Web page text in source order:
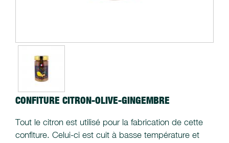
CONFITURE CITRON-OLIVE-GINGEMBRE
Tout le citron est utilisé pour la fabrication de cette
confiture. Celui-ci est cuit à basse température et